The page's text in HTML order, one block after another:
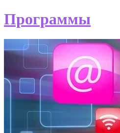
Программы